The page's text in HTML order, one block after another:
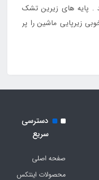
. پایه های زیرین تشک
زیرپایی ماشین را پر
دسترسی
سریع
صفحه اصلی
محصولات اینتکس